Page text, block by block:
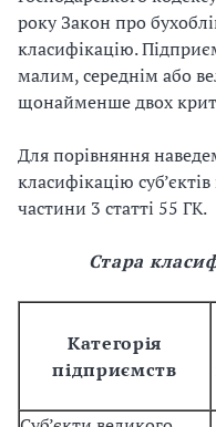
року Закон про
класифікацію.
малим, середнім або
щонайменше двох
Для порівняння
класифікацію
частини 3 статті 55 ГК.
Стара
Категорія
підприємств